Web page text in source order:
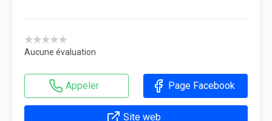
★★★★★
Aucune évaluation
Appeler Page Facebook
Site web